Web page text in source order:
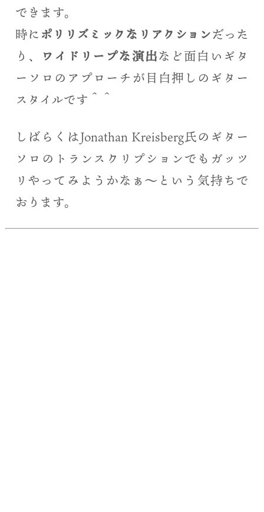
できます。
時に ポリリズミックなリアクションだった
り、
ワイドリープな演出など面白いギタ
ーソロのアプローチが目白押しのギター
スタイルです＾＾
しばらくはJonathan Kreisberg氏のギター
ソロのトランスクリプションでもガッツ
リやってみようかなぁ〜という気持ちで
おります。